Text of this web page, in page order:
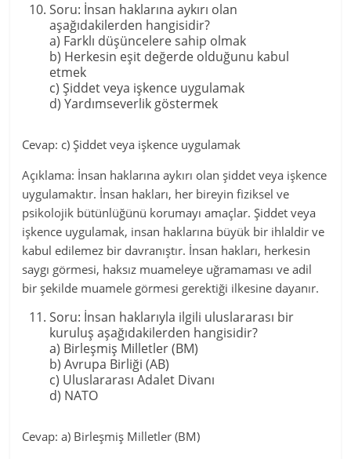
Soru: İnsan haklarına aykırı olan
aşağıdakilerden hangisidir?
a) Farklı düşüncelere sahip olmak
b) Herkesin eşit değerde olduğunu kabul
etmek
c) Şiddet veya işkence uygulamak
d) Yardımseverlik göstermek
Cevap: c) Şiddet veya işkence uygulamak
Açıklama: İnsan haklarına aykırı olan şiddet veya işkence
uygulamaktır. İnsan hakları, her bireyin fiziksel ve
psikolojik bütünlüğünü korumayı amaçlar. Şiddet veya
işkence uygulamak, insan haklarına büyük bir ihlaldir ve
kabul edilemez bir davranıştır. İnsan hakları, herkesin
saygı görmesi, haksız muameleye uğramaması ve adil
bir şekilde muamele görmesi gerektiği ilkesine dayanır.
Soru: İnsan haklarıyla ilgili uluslararası bir
kuruluş aşağıdakilerden hangisidir?
a) Birleşmiş Milletler (BM)
b) Avrupa Birliği (AB)
c) Uluslararası Adalet Divanı
d) NATO
Cevap: a) Birleşmiş Milletler (BM)